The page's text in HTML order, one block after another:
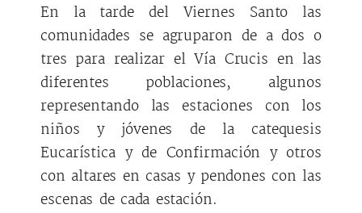
En la tarde del Viernes Santo las
comunidades se agruparon de a dos o
tres para realizar el Vía Crucis en las
diferentes poblaciones, algunos
representando las estaciones con los
niños y jóvenes de la catequesis
Eucarística y de Confirmación y otros
con altares en casas y pendones con las
escenas de cada estación.